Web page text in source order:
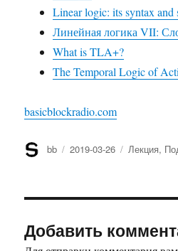
Linear logic: its syntax and
Линейная логика VII:
What is TLA+?
The Temporal Logic of
basicblockradio.com
Автор
bb Опубликовано
2019-03-26 Рубрики
Лекция,
Добавить